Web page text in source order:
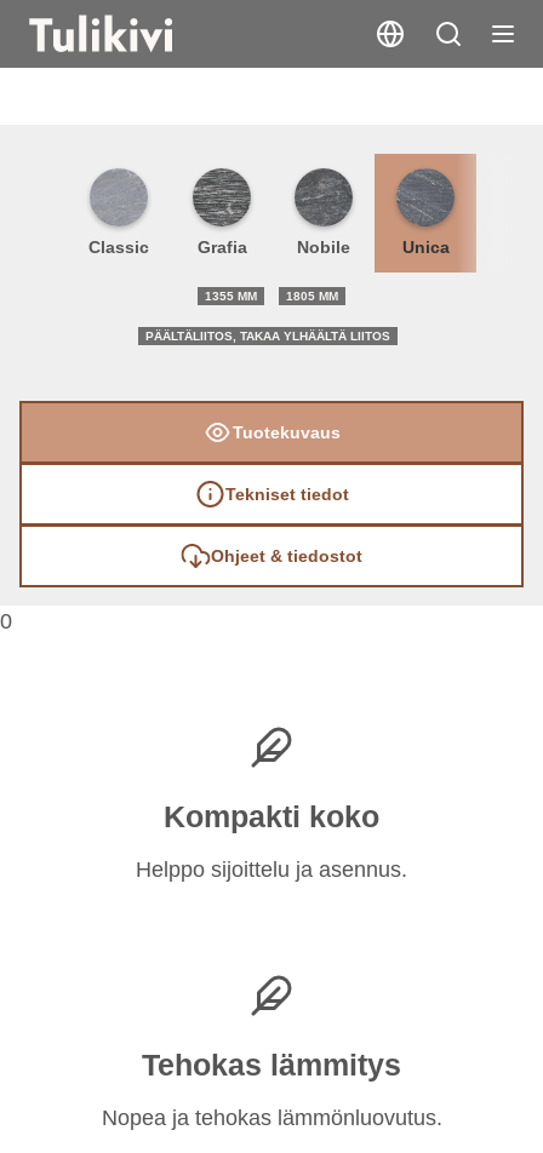
Hari
Classic Grafia Nobile Unica
1355 MM 1805 MM
PÄÄLTÄLIITOS, TAKAA YLHÄÄLTÄ LIITOS
Tuotekuvaus
Tekniset tiedot
Ohjeet & tiedostot
0
Kompakti koko
Helppo sijoittelu ja asennus.
Tehokas lämmitys
Nopea ja tehokas lämmönluovutus.